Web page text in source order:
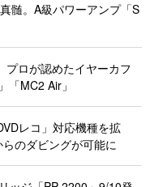
髄。A級パワーアンプ「S
プロが認めたイヤーカフ
「MC2 Air」
レコ」対応機種を拡
のダビングが可能に